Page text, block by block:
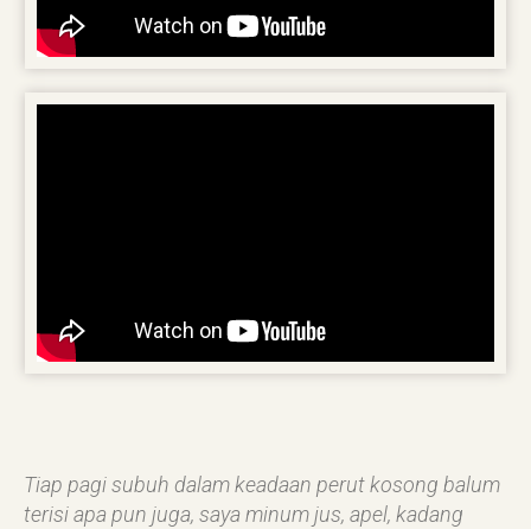
Tiap pagi subuh dalam keadaan perut kosong balum
terisi apa pun juga, saya minum jus, apel, kadang